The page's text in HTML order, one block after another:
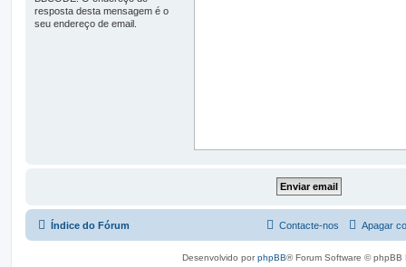
resposta desta mensagem é o
seu endereço de email.
Índice do Fórum Apagar
Contacte-nos
Desenvolvido porphpBB® Forum Software © phpBB